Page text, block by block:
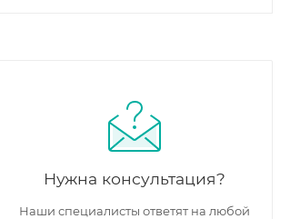
Нужна консультация?
Наши специалисты ответят на любой